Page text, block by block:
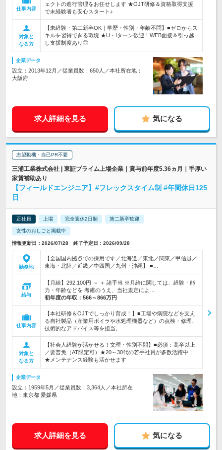
仕事内容
ェクトの進行管理をお任せします ★OJT研修＆資格取得支援
で未経験者も安心スタート♪
対象と
なる方
【未経験・第二新卒OK｜学歴・性別・年齢不問】■ゼロからス
キルを習得できる環境 ★U・Iターン歓迎！WEB面接＆引っ越
し支援制度あり◎
企業データ
設立：2013年12月／従業員数：650人／本社所在地：
大阪府
求人詳細を見る 気になる
志望動機・自己PR不要
三浦工業株式会社 | 東証プライム上場企業｜賞与前年度5.36ヵ月｜手厚い
家賃補助あり
【フィールドエンジニア】#フレックスタイム制 #年間休日125
日
正社員 上場 完全週休2日制 第二新卒歓迎
女性のおしごと掲載中
情報更新日：2026/07/28 終了予定日：2026/09/28
勤務地
【全国国内拠点での採用です／北海道／東北／関東／甲信越／
東海・北陸／近畿／中四国／九州・沖縄】 ■…
給与
【月給】292,100円 ～ ＋ 諸手当 ※月給に関しては、経験・能
力・年齢などを 考慮のうえ、当社規定によ…
初年度の年収： 566～866万円
仕事内容
【本社研修＆OJTでしっかり育成！】■工場や病院などを支え
る自社製品（産業用ボイラや水処理機器など）の点検・修理、
技術的なアドバイス等を担当。
対象と
なる方
【社会人経験が活かせる！文理・性別不問】■必須：高卒以上
／要普免（AT限定可）★20～30代の若手社員が多数活躍中！
★メンテナンス経験も活かせます
企業データ
設立：1959年5月／従業員数：3,364人／本社所在
地：東京都 愛媛県
求人詳細を見る 気になる